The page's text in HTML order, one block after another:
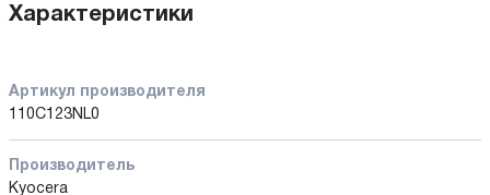
Характеристики
Артикул производителя
110C123NL0
Производитель
Kyocera